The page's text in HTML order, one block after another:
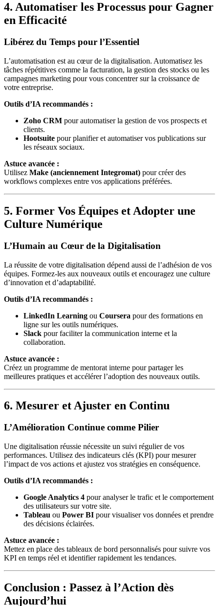
4. Automatiser les Processus pour Gagner
en Efficacité
Libérez du Temps pour l’Essentiel
L’automatisation est au cœur de la digitalisation. Automatisez les
tâches répétitives comme la facturation, la gestion des stocks ou les
campagnes marketing pour vous concentrer sur la croissance de
votre entreprise.
Outils d’IA recommandés :
Zoho CRM pour automatiser la gestion de vos prospects et
clients.
Hootsuite pour planifier et automatiser vos publications sur
les réseaux sociaux.
Astuce avancée :
Utilisez Make (anciennement Integromat) pour créer des
workflows complexes entre vos applications préférées.
5. Former Vos Équipes et Adopter une
Culture Numérique
L’Humain au Cœur de la Digitalisation
La réussite de votre digitalisation dépend aussi de l’adhésion de vos
équipes. Formez-les aux nouveaux outils et encouragez une culture
d’innovation et d’adaptabilité.
Outils d’IA recommandés :
LinkedIn Learning ou Coursera pour des formations en
ligne sur les outils numériques.
Slack pour faciliter la communication interne et la
collaboration.
Astuce avancée :
Créez un programme de mentorat interne pour partager les
meilleures pratiques et accélérer l’adoption des nouveaux outils.
6. Mesurer et Ajuster en Continu
L’Amélioration Continue comme Pilier
Une digitalisation réussie nécessite un suivi régulier de vos
performances. Utilisez des indicateurs clés (KPI) pour mesurer
l’impact de vos actions et ajustez vos stratégies en conséquence.
Outils d’IA recommandés :
Google Analytics 4 pour analyser le trafic et le comportement
des utilisateurs sur votre site.
Tableau ou Power BI pour visualiser vos données et prendre
des décisions éclairées.
Astuce avancée :
Mettez en place des tableaux de bord personnalisés pour suivre vos
KPI en temps réel et identifier rapidement les tendances.
Conclusion : Passez à l’Action dès
Aujourd’hui